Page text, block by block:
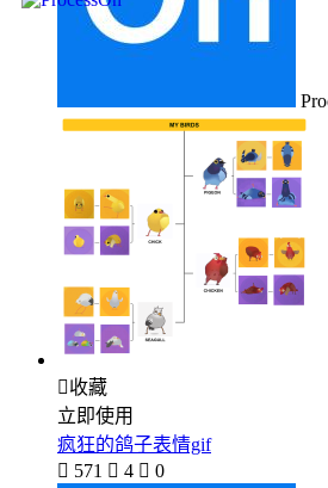
收藏
立即使用
疯狂的鸽子表情gif
 571  4  0